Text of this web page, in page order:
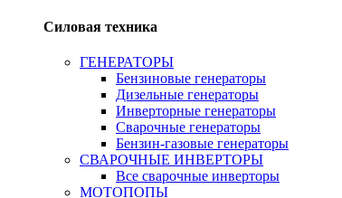
Силовая техника
ГЕНЕРАТОРЫ
Бензиновые генераторы
Дизельные генераторы
Инверторные генераторы
Сварочные генераторы
Бензин-газовые генераторы
СВАРОЧНЫЕ ИНВЕРТОРЫ
Все сварочные инверторы
МОТОПОПЫ